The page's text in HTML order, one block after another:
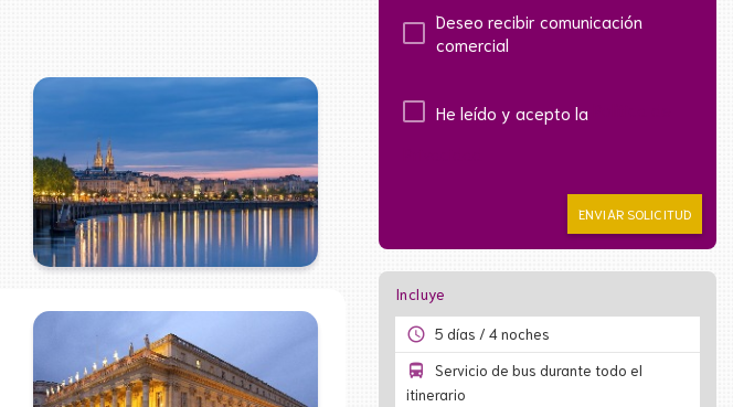
Deseo recibir comunicación
comercial
He leído y acepto la
ENVIAR SOLICITUD
Incluye
access_time 5 días / 4 noches
directions_bus
Servicio de bus durante todo el
itinerario